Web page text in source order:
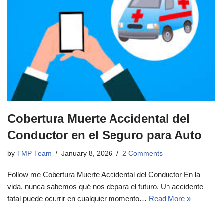
Cobertura Muerte Accidental del
Conductor en el Seguro para Auto
by TMP Team January 8, 2026 2 Comments
Follow me Cobertura Muerte Accidental del Conductor En la
vida, nunca sabemos qué nos depara el futuro. Un accidente
fatal puede ocurrir en cualquier momento… Read More »